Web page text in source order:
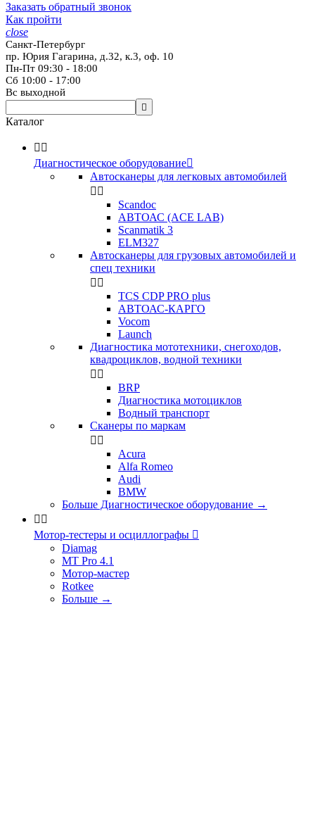
Заказать обратный звонок
Как пройти
close
Санкт-Петербург
пр. Юрия Гагарина, д.32, к.3, оф. 10
Пн-Пт 09:30 - 18:00
Сб 10:00 - 17:00
Вс выходной

Каталог
 
Диагностическое оборудование
Автосканеры для легковых автомобилей
 
Scandoc
АВТОАС (ACE LAB)
Scanmatik 3
ELM327
Автосканеры для грузовых автомобилей и
спец техники
 
TCS CDP PRO plus
АВТОАС-КАРГО
Vocom
Launch
Диагностика мототехники, снегоходов,
квадроциклов, водной техники
 
BRP
Диагностика мотоциклов
Водный транспорт
Сканеры по маркам
 
Acura
Alfa Romeo
Audi
BMW
Больше Диагностическое оборудование →
 
Мотор-тестеры и осциллографы 
Diamag
MT Pro 4.1
Мотор-мастер
Rotkee
Больше →